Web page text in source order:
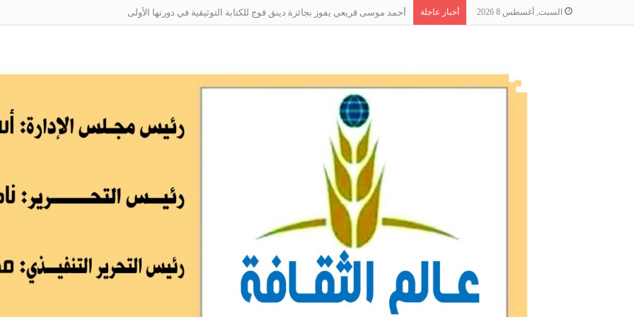
السبت, أغسطس 8 2026 أخبار عاجلة أحمد موسى قريعي يفوز بجائزة دينق قوج للكتابة التوثيقية في دورتها الأولى